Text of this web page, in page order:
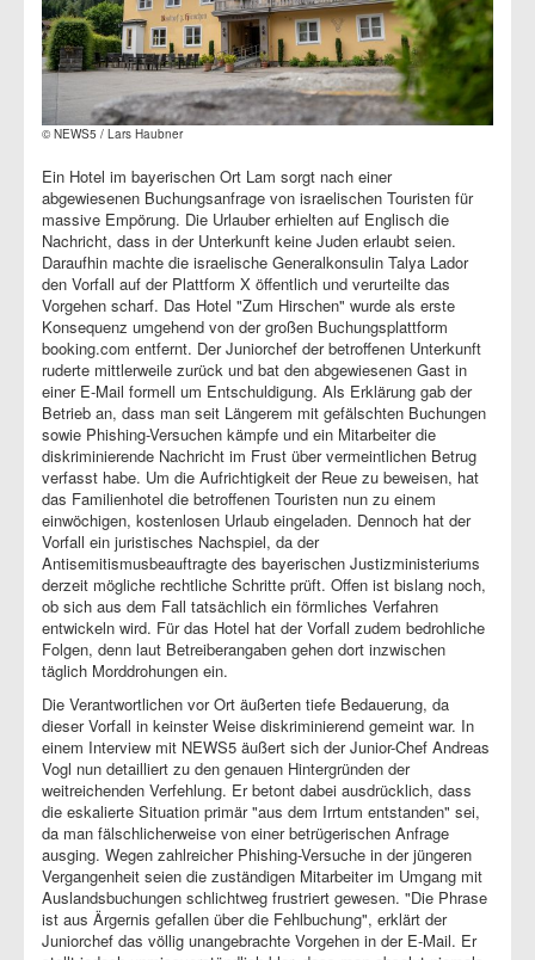
© NEWS5 / Lars Haubner
Ein Hotel im bayerischen Ort Lam sorgt nach einer
abgewiesenen Buchungsanfrage von israelischen Touristen für
massive Empörung. Die Urlauber erhielten auf Englisch die
Nachricht, dass in der Unterkunft keine Juden erlaubt seien.
Daraufhin machte die israelische Generalkonsulin Talya Lador
den Vorfall auf der Plattform X öffentlich und verurteilte das
Vorgehen scharf. Das Hotel "Zum Hirschen" wurde als erste
Konsequenz umgehend von der großen Buchungsplattform
booking.com entfernt. Der Juniorchef der betroffenen Unterkunft
ruderte mittlerweile zurück und bat den abgewiesenen Gast in
einer E-Mail formell um Entschuldigung. Als Erklärung gab der
Betrieb an, dass man seit Längerem mit gefälschten Buchungen
sowie Phishing-Versuchen kämpfe und ein Mitarbeiter die
diskriminierende Nachricht im Frust über vermeintlichen Betrug
verfasst habe. Um die Aufrichtigkeit der Reue zu beweisen, hat
das Familienhotel die betroffenen Touristen nun zu einem
einwöchigen, kostenlosen Urlaub eingeladen. Dennoch hat der
Vorfall ein juristisches Nachspiel, da der
Antisemitismusbeauftragte des bayerischen Justizministeriums
derzeit mögliche rechtliche Schritte prüft. Offen ist bislang noch,
ob sich aus dem Fall tatsächlich ein förmliches Verfahren
entwickeln wird. Für das Hotel hat der Vorfall zudem bedrohliche
Folgen, denn laut Betreiberangaben gehen dort inzwischen
täglich Morddrohungen ein.
Die Verantwortlichen vor Ort äußerten tiefe Bedauerung, da
dieser Vorfall in keinster Weise diskriminierend gemeint war. In
einem Interview mit NEWS5 äußert sich der Junior-Chef Andreas
Vogl nun detailliert zu den genauen Hintergründen der
weitreichenden Verfehlung. Er betont dabei ausdrücklich, dass
die eskalierte Situation primär "aus dem Irrtum entstanden" sei,
da man fälschlicherweise von einer betrügerischen Anfrage
ausging. Wegen zahlreicher Phishing-Versuche in der jüngeren
Vergangenheit seien die zuständigen Mitarbeiter im Umgang mit
Auslandsbuchungen schlichtweg frustriert gewesen. "Die Phrase
ist aus Ärgernis gefallen über die Fehlbuchung", erklärt der
Juniorchef das völlig unangebrachte Vorgehen in der E-Mail. Er